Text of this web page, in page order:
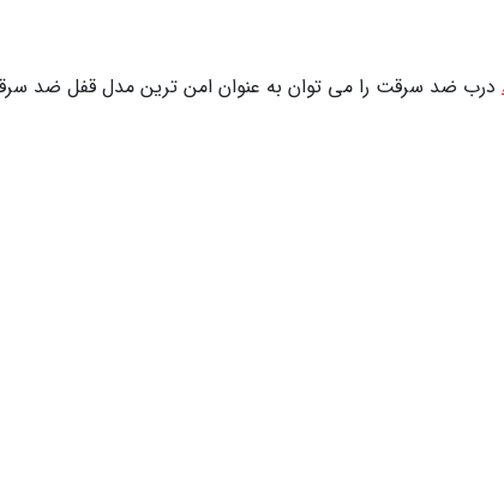
درب ضد سرقت را می توان به عنوان امن ترین مدل قفل ضد